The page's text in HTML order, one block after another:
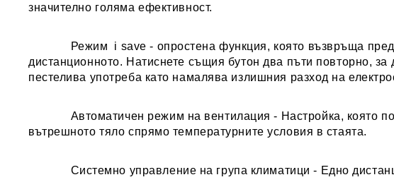
значително голяма ефективност.
Режим i save - опростена функция, която възвръща
дистанционното. Натиснете същия бутон два пъти повторно,
пестелива употреба като намалява излишния разход на
Автоматичен режим на вентилация- Настройка, която
вътрешното тяло спрямо температурните условия в стаята.
Системно управление на група климатици - Едно